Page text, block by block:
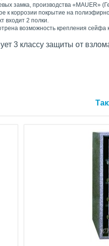
замка, производства «MAUER»
к коррозии покрытие на
входит 2 полки.
возможность крепления сейфа
3 классу защиты от